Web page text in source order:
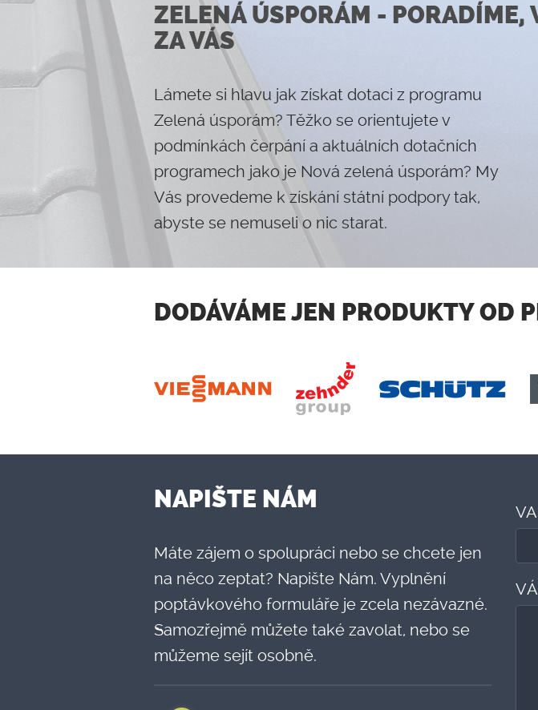
ZELENÁ ÚSPORÁM - PORADÍME,
ZA VÁS
Lámete si hlavu jak získat dotaci z programu
Zelená úsporám? Těžko se orientujete v
podmínkách čerpání a aktuálních dotačních
programech jako je Nová zelená úsporám? My
Vás provedeme k získání státní podpory tak,
abyste se nemuseli o nic starat.
DODÁVÁME JEN PRODUKTY OD
NAPIŠTE NÁM
Máte zájem o spolupráci nebo se chcete jen
na něco zeptat? Napište Nám. Vyplnění
poptávkového formuláře je zcela nezávazné.
Samozřejmě můžete také zavolat, nebo se
můžeme sejít osobně.